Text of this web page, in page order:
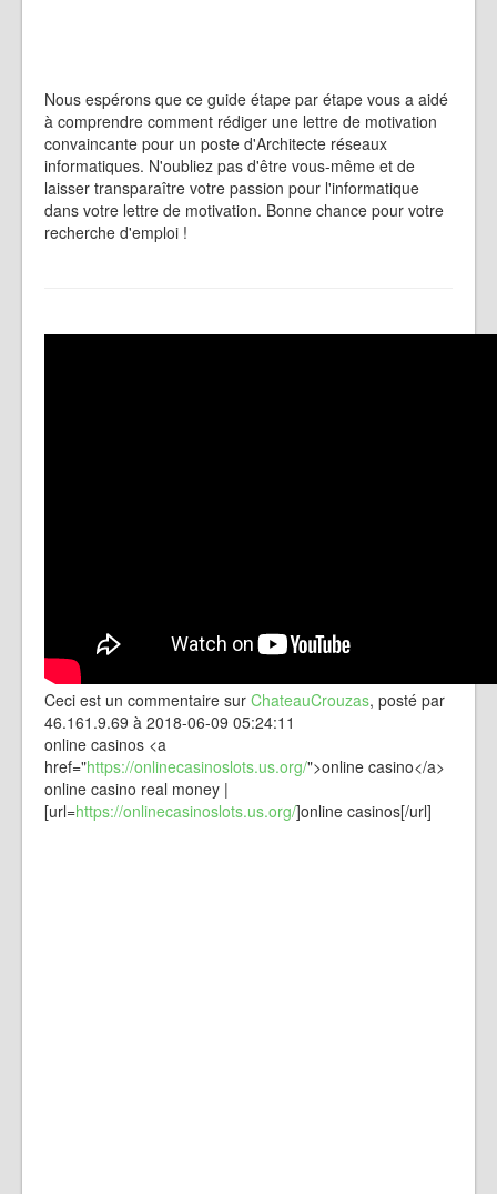
Nous espérons que ce guide étape par étape vous a aidé
à comprendre comment rédiger une lettre de motivation
convaincante pour un poste d'Architecte réseaux
informatiques. N'oubliez pas d'être vous-même et de
laisser transparaître votre passion pour l'informatique
dans votre lettre de motivation. Bonne chance pour votre
recherche d'emploi !
Ceci est un commentaire sur ChateauCrouzas, posté par
46.161.9.69 à 2018-06-09 05:24:11
online casinos <a
href="https://onlinecasinoslots.us.org/">online casino</a>
online casino real money |
[url=https://onlinecasinoslots.us.org/]online casinos[/url]